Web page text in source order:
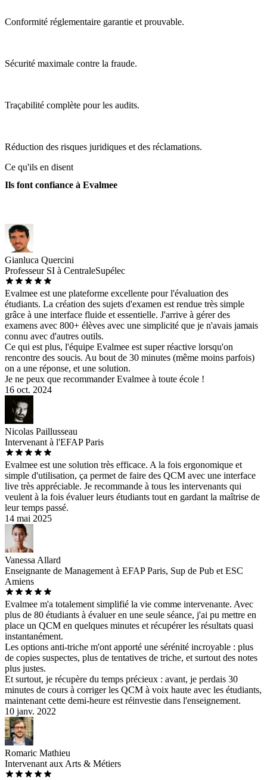
Conformité réglementaire garantie et prouvable.
Sécurité maximale contre la fraude.
Traçabilité complète pour les audits.
Réduction des risques juridiques et des réclamations.
Ce qu'ils en disent
Ils font confiance à Evalmee
Gianluca Quercini
Professeur SI à CentraleSupélec
Evalmee est une plateforme excellente pour l'évaluation des
étudiants. La création des sujets d'examen est rendue très simple
grâce à une interface fluide et essentielle. J'arrive à gérer des
examens avec 800+ élèves avec une simplicité que je n'avais jamais
connu avec d'autres outils.
Ce qui est plus, l'équipe Evalmee est super réactive lorsqu'on
rencontre des soucis. Au bout de 30 minutes (même moins parfois)
on a une réponse, et une solution.
Je ne peux que recommander Evalmee à toute école !
16 oct. 2024
Nicolas Paillusseau
Intervenant à l'EFAP Paris
Evalmee est une solution très efficace. A la fois ergonomique et
simple d'utilisation, ça permet de faire des QCM avec une interface
live très appréciable. Je recommande à tous les intervenants qui
veulent à la fois évaluer leurs étudiants tout en gardant la maîtrise de
leur temps passé.
14 mai 2025
Vanessa Allard
Enseignante de Management à EFAP Paris, Sup de Pub et ESC
Amiens
Evalmee m'a totalement simplifié la vie comme intervenante. Avec
plus de 80 étudiants à évaluer en une seule séance, j'ai pu mettre en
place un QCM en quelques minutes et récupérer les résultats quasi
instantanément.
Les options anti-triche m'ont apporté une sérénité incroyable : plus
de copies suspectes, plus de tentatives de triche, et surtout des notes
plus justes.
Et surtout, je récupère du temps précieux : avant, je perdais 30
minutes de cours à corriger les QCM à voix haute avec les étudiants,
maintenant cette demi-heure est réinvestie dans l'enseignement.
10 janv. 2022
Romaric Mathieu
Intervenant aux Arts & Métiers